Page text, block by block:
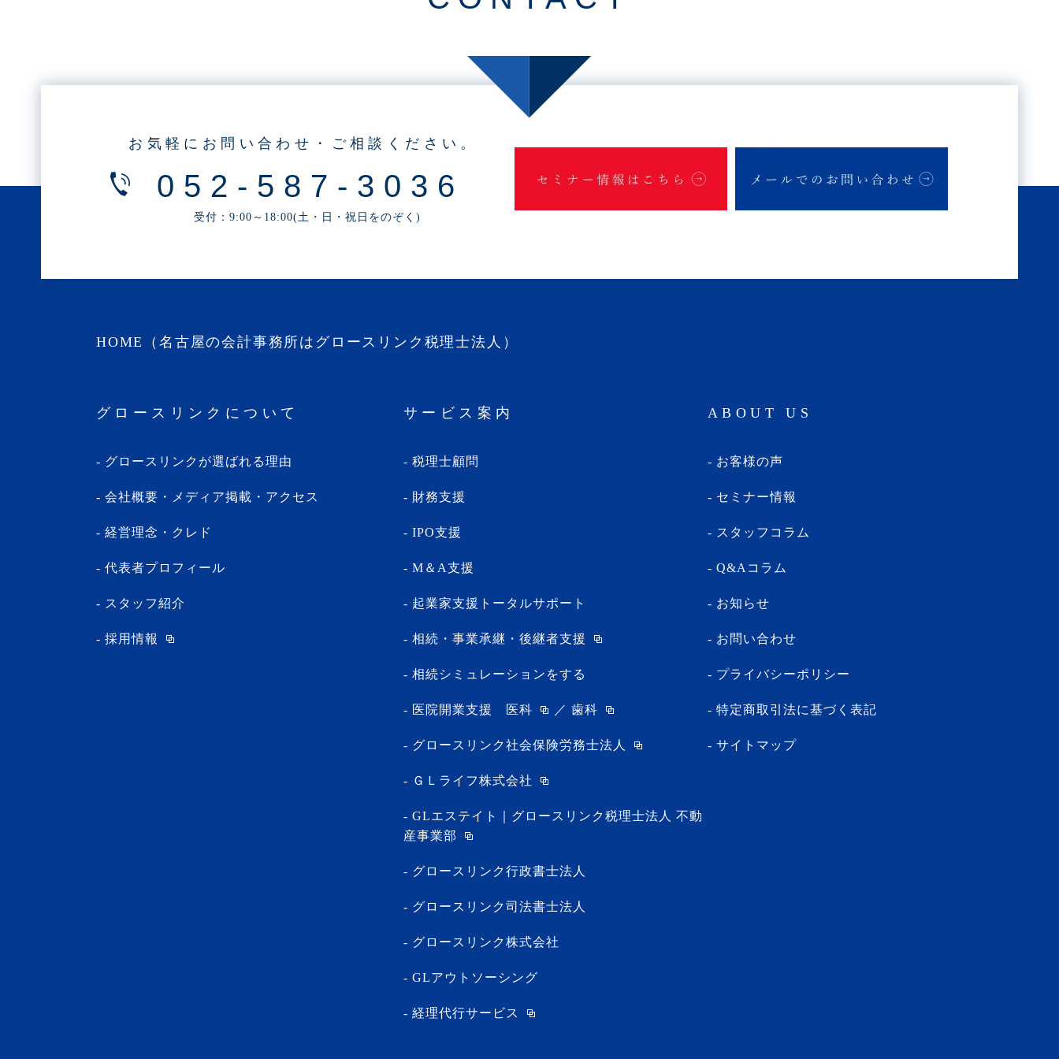
・2025年2月(3記事)
・2024年12月(2記事)
・2024年10月(3記事)
・2024年9月(4記事)
・2024年4月(2記事)
・2024年1月(5記事)
・2023年11月(3記事)
・2023年10月(1記事)
・2023年8月(13記事)
・2023年7月(9記事)
・2023年6月(1記事)
・2023年4月(4記事)
お気軽にお問い合わせ・ご相談ください。
052-587-3036
受付：9:00～18:00(土・日・祝日をのぞく)
HOME（名古屋の会計事務所はグロースリンク税理士法人）
グロースリンクについて
グロースリンクが選ばれる理由
会社概要・メディア掲載・アクセス
経営理念・クレド
代表者プロフィール
スタッフ紹介
採用情報
サービス案内
税理士顧問
財務支援
IPO支援
M＆A支援
起業家支援トータルサポート
相続・事業承継・後継者支援
相続シミュレーションをする
医院開業支援 医科 ／ 歯科
グロースリンク社会保険労務士法人
ＧＬライフ株式会社
GLエステイト｜グロースリンク税理士法人 不動
産事業部
グロースリンク行政書士法人
グロースリンク司法書士法人
グロースリンク株式会社
GLアウトソーシング
経理代行サービス
ABOUT US
お客様の声
セミナー情報
スタッフコラム
Q&Aコラム
お知らせ
お問い合わせ
プライバシーポリシー
特定商取引法に基づく表記
サイトマップ